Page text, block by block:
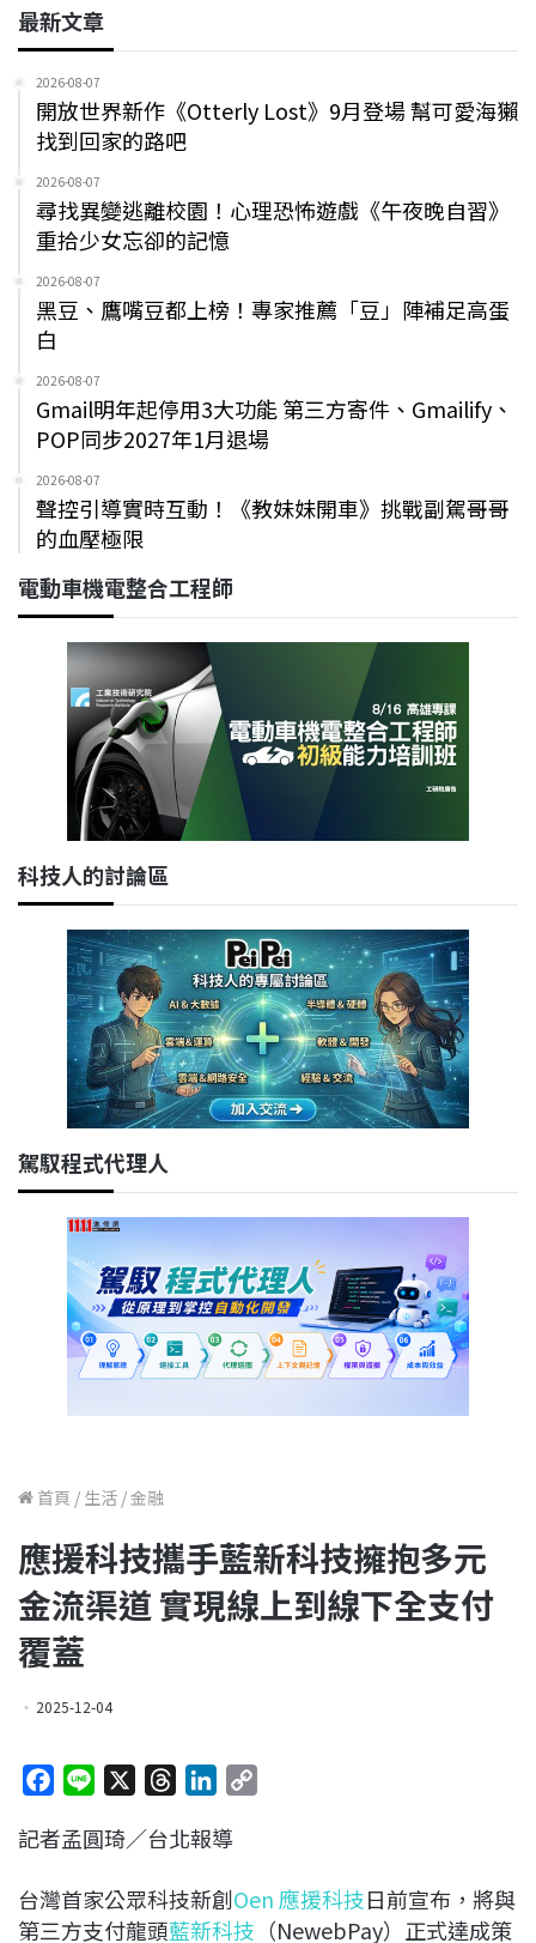
最新文章
2026-08-07
開放世界新作《Otterly Lost》9月登場 幫可愛海獺
找到回家的路吧
2026-08-07
尋找異變逃離校園！心理恐怖遊戲《午夜晚自習》
重拾少女忘卻的記憶
2026-08-07
黑豆、鷹嘴豆都上榜！專家推薦「豆」陣補足高蛋
白
2026-08-07
Gmail明年起停用3大功能 第三方寄件、Gmailify、
POP同步2027年1月退場
2026-08-07
聲控引導實時互動！《教妹妹開車》挑戰副駕哥哥
的血壓極限
電動車機電整合工程師
科技人的討論區
駕馭程式代理人